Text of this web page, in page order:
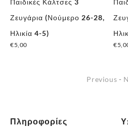
Ζευγάρια (Νούμερο 26-28,
Ηλικία 4-5)
€5,00 €
Previous -
Πληροφορίες